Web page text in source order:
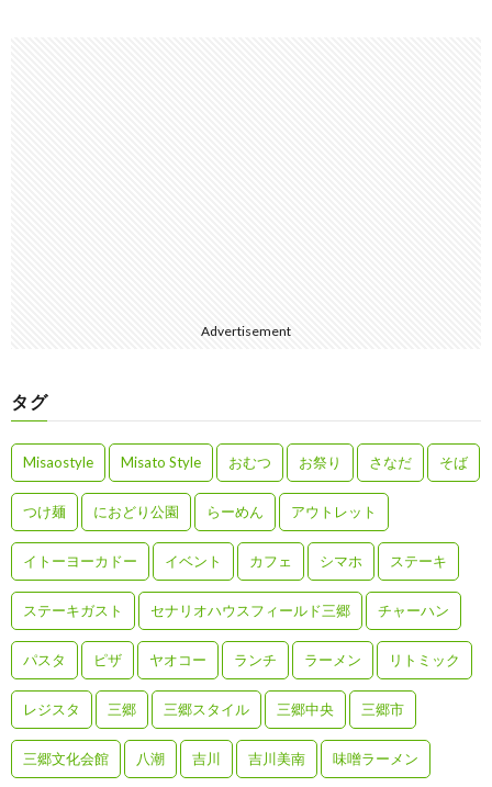
Advertisement
タグ
Misaostyle Misato Style おむつ お祭り さなだ そば
つけ麺 におどり公園 らーめん アウトレット
イトーヨーカドー イベント カフェ シマホ ステーキ
ステーキガスト セナリオハウスフィールド三郷 チャーハン
パスタ ピザ ヤオコー ランチ ラーメン リトミック
レジスタ 三郷 三郷スタイル 三郷中央 三郷市
三郷文化会館 八潮 吉川 吉川美南 味噌ラーメン